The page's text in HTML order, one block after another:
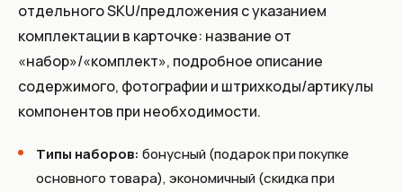
отдельного SKU/предложения с указанием
комплектации в карточке: название от
«набор»/«комплект», подробное описание
содержимого, фотографии и штрихкоды/артикулы
компонентов при необходимости.
Типы наборов: бонусный (подарок при покупке
основного товара), экономичный (скидка при